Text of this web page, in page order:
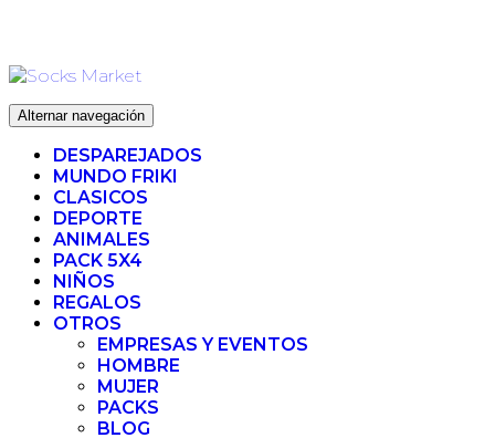
contenido
Alternar navegación
DESPAREJADOS
MUNDO FRIKI
CLASICOS
DEPORTE
ANIMALES
PACK 5X4
NIÑOS
REGALOS
OTROS
EMPRESAS Y EVENTOS
HOMBRE
MUJER
PACKS
BLOG